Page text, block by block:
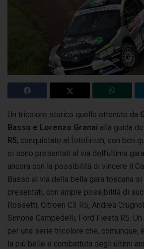
Un tricolore storico quello ottenuto da
Basso e Lorenzo Granai alla guida
R5, conquistato al fotofinish, con ben
si sono presentati al via dell’ultima
ancora con la possibilità di vincere il
Basso al via della bella gara toscana
presentati, con ampie possibilità di
Rossetti, Citroen C3 R5, Andrea
Simone Campedelli, Ford Fiesta R5.
per una serie tricolore che, comunque,
la più belle e combattuta degli ultimi